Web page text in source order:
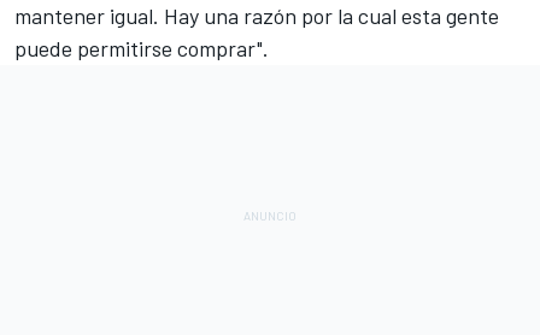
mantener igual. Hay una razón por la cual esta gente
puede permitirse comprar".